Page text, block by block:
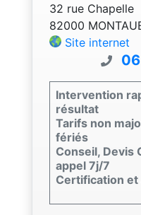
32 rue Chapelle
82000
Site internet
Intervention
résultat
Tarifs non
fériés
Conseil, Devis
appel 7j/7
Certification